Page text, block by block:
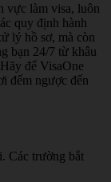
vực làm visa, luôn
quy định hành
lý hồ sơ, mà còn
bạn 24/7 từ khâu
để VisaOne
đếm ngược đến
Các trường bắt